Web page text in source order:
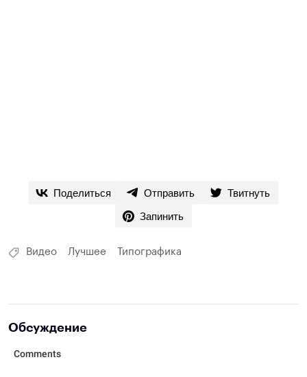
Поделиться Отправить
Твитнуть
Запинить
Видео Лучшее Типографика
Обсуждение